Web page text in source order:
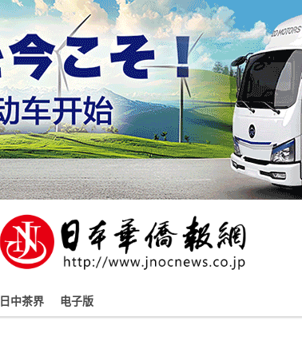
日中茶界 电子版